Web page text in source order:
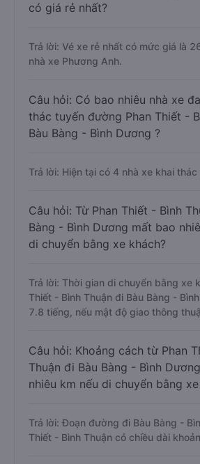
có giá rẻ nhất?
Trả lời: Vé xe rẻ nhất có mức giá là
nhà xe Phương Anh.
Câu hỏi: Có bao nhiêu nhà xe
thác tuyến đường Phan Thiết -
Bàu Bàng - Bình Dương ?
Trả lời: Hiện tại có 4 nhà xe khai
Câu hỏi: Từ Phan Thiết - Bình
Bàng - Bình Dương mất bao
di chuyển bằng xe khách?
Trả lời: Thời gian di chuyển bằng xe
Thiết - Bình Thuận đi Bàu Bàng -
7.8 tiếng, nếu mật độ giao thông
Câu hỏi: Khoảng cách từ Phan
Thuận đi Bàu Bàng - Bình
nhiêu km nếu di chuyển bằng
Trả lời: Đoạn đường đi Bàu Bàng -
Thiết - Bình Thuận có chiều dài